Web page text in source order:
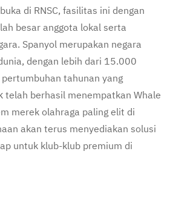
di RNSC, fasilitas ini dengan
besar anggota lokal serta
Spanyol merupakan negara
dengan lebih dari 15.000
tahunan yang
telah berhasil menempatkan Whale
merek olahraga paling elit di
akan terus menyediakan solusi
untuk klub-klub premium di